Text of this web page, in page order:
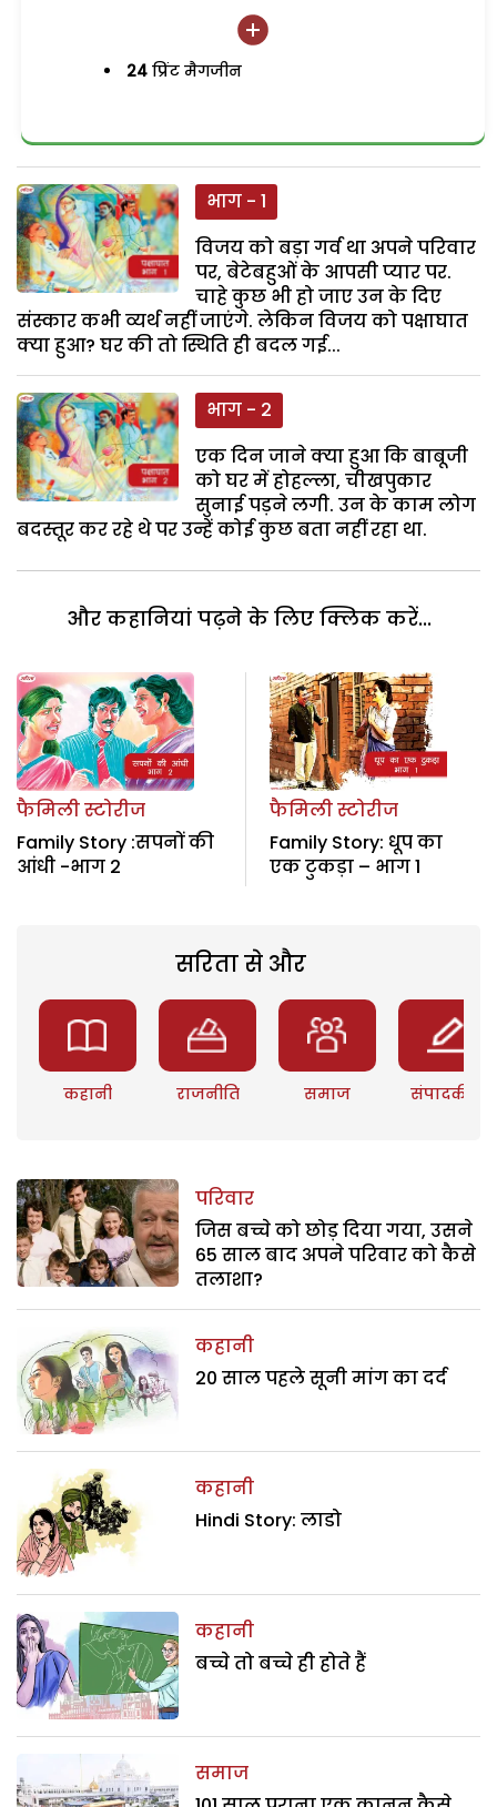
24 प्रिंट मैगजीन
भाग - 1
विजय को बड़ा गर्व था अपने परिवार
पर, बेटेबहुओं के आपसी प्यार पर.
चाहे कुछ भी हो जाए उन के दिए
संस्कार कभी व्यर्थ नहीं जाएंगे. लेकिन विजय को पक्षाघात
क्या हुआ? घर की तो स्थिति ही बदल गई...
भाग - 2
एक दिन जाने क्या हुआ कि बाबूजी
को घर में होहल्ला, चीखपुकार
सुनाई पड़ने लगी. उन के काम लोग
बदस्तूर कर रहे थे पर उन्हें कोई कुछ बता नहीं रहा था.
और कहानियां पढ़ने के लिए क्लिक करें...
फैमिली स्टोरीज
Family Story :सपनों की
आंधी -भाग 2
फैमिली स्टोरीज
Family Story: धूप का
एक टुकड़ा – भाग 1
सरिता से और
कहानी राजनीति समाज संपादकीय
परिवार
जिस बच्चे को छोड़ दिया गया, उसने
65 साल बाद अपने परिवार को कैसे
तलाशा?
कहानी
20 साल पहले सूनी मांग का दर्द
कहानी
Hindi Story: लाडो
कहानी
बच्चे तो बच्चे ही होते हैं
समाज